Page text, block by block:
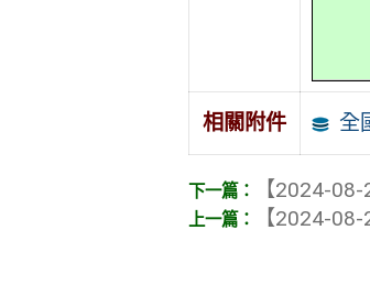
相關附件 全
【2024-08-
【2024-08-